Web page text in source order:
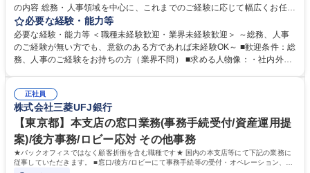
の内容 総務・人事領域を中心に、これまでのご経験に応じて幅広くお任せ
します。 ＜具体的には＞ ・総務/人事労務（給与・社保・勤怠管理など）
・採用・教育研修 ・福利厚生運用 など ※基本的には事務所勤務ですが、
採用や教育等の業務内容により、関西圏以外への日帰り・宿泊を伴う国内
出張もございます。 ※担当業務を持ちつつ、お互いに助け合いながら、総
必要な経験・能力等
必要な経験・能力等 ＜職種未経験歓迎・業界未経験歓迎＞ ～総務、人事
のご経験が無い方でも、意欲のある方であれば未経験OK～ ■歓迎条件：総
務、人事のご経験をお持ちの方（業界不問） ■求める人物像：・社内外の
正社員
株式会社三菱UFJ銀行
【東京都】本支店の窓口業務(事務手続受付/資産運用提
案)/後方事務/ロビー応対 その他事務
★バックオフィスではなく顧客折衝を含む職種です★ 国内の本支店等にて下記の業務に
従事していただきます。 ■窓口/後方/ロビーにて事務手続等の受付・オペレーション、お